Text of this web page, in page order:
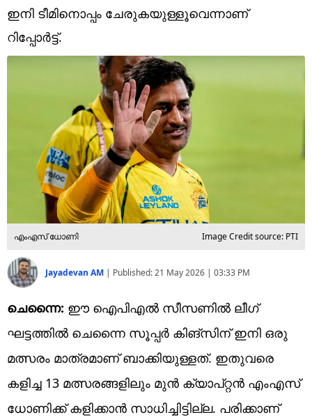
Religion
Web Story
Short Videos
ഇനി ടീമിനൊപ്പം ചേരുകയുള്ളൂവെന്നാണ്
റിപ്പോര്‍ട്ട്.
എംഎസ് ധോണി Image Credit source: PTI
Jayadevan AM | Published:21 May 2026 | 03:33 PM
ചെന്നൈ: ഈ ഐപിഎല്‍ സീസണില്‍ ലീഗ്
ഘട്ടത്തില്‍ ചെന്നൈ സൂപ്പര്‍ കിങ്‌സിന് ഇനി ഒരു
മത്സരം മാത്രമാണ് ബാക്കിയുള്ളത്. ഇതുവരെ
കളിച്ച 13 മത്സരങ്ങളിലും മുന്‍ ക്യാപ്റ്റന്‍ എംഎസ്
ധോണിക്ക് കളിക്കാന്‍ സാധിച്ചിട്ടില്ല. പരിക്കാണ്